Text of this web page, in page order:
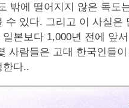
밖에 떨어지지 않은 독도
수 있다. 그리고 이 사실
본보다 1,000년 전에 앞
사람들은 고대 한국인들
한다..